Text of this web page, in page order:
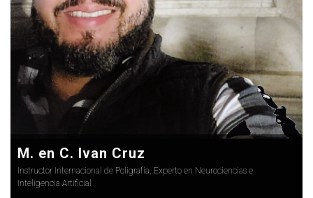
M. en C. Ivan Cruz
Instructor Internacional de Poligrafía, Experto en Neurociencias e
Inteligencia Artificial